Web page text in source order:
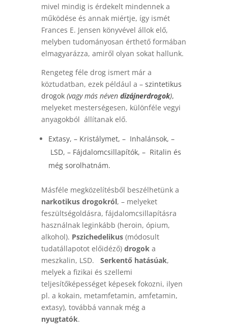
mivel mindig is érdekelt mindennek a
működése és annak miértje, így ismét
Frances E. Jensen könyvével állok elő,
melyben tudományosan érthető formában
elmagyarázza, amiről olyan sokat hallunk.
Rengeteg féle drog ismert már a
köztudatban, ezek például a – szintetikus
drogok (vagy más néven dizájnerdrogok),
melyeket mesterségesen, különféle vegyi
anyagokból állítanak elő.
Extasy, – Kristálymet, – Inhalánsok, –
LSD, – Fájdalomcsillapítók, – Ritalin és
még sorolhatnám.
Másféle megközelítésből beszélhetünk a
narkotikus drogokról, – melyeket
feszültségoldásra, fájdalomcsillapításra
használnak leginkább (heroin, ópium,
alkohol). Pszichedelikus(módosult
tudatállapotot előidéző) drogoka
meszkalin, LSD. Serkentő hatásúak,
melyek a fizikai és szellemi
teljesítőképességet képesek fokozni, ilyen
pl. a kokain, metamfetamin, amfetamin,
extasy), továbbá vannak még a
nyugtatók.